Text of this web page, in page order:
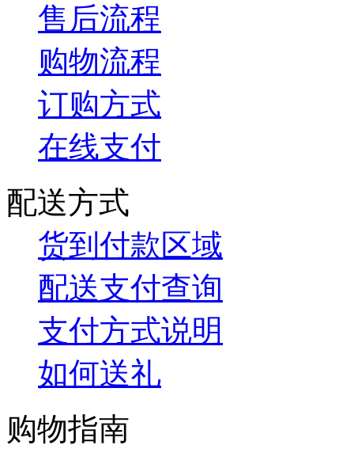
售后流程
购物流程
订购方式
在线支付
配送方式
货到付款区域
配送支付查询
支付方式说明
如何送礼
购物指南